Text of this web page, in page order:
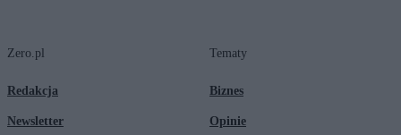
Zero.pl
Redakcja
Newsletter
Tematy
Biznes
Opinie